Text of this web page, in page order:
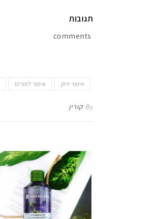
תגובות
איפור ירוק איפור לפורים
By קורין